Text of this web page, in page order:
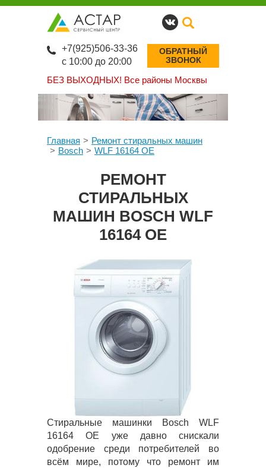
БЕЗ ВЫХОДНЫХ! Все районы Москвы
+7(925)506-33-36
с 10:00 до 20:00
ОБРАТНЫЙ
ЗВОНОК
Главная
Ремонт стиральных машин
Bosch
WLF 16164 OE
РЕМОНТ
СТИРАЛЬНЫХ
МАШИН BOSCH WLF
16164 OE
Стиральные машинки Bosch WLF
16164 OE уже давно снискали
одобрение среди потребителей во
всём мире, потому что ремонт им